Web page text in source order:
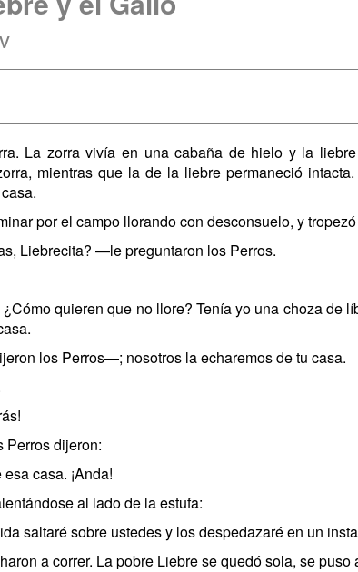
La zorra vivía en una cabaña de hielo y la
mientras que la de la liebre permaneció
por el campo llorando con desconsuelo, y
Liebrecita? —le preguntaron los Perros.
quieren que no llore? Tenía yo una choza de
los Perros—; nosotros la echaremos de tu casa.
Perros dijeron:
casa. ¡Anda!
al lado de la estufa:
saltaré sobre ustedes y los despedazaré en un
a correr. La pobre Liebre se quedó sola, se